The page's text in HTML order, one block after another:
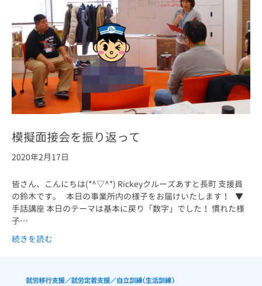
模擬面接会を振り返って
2020年2月17日
皆さん、こんにちは(*^▽^*) Rickeyクルーズあすと長町 支援員
の鈴木です。 本日の事業所内の様子をお届けいたします！ ▼
手話講座 本日のテーマは基本に戻り「数字」でした！ 慣れた様
子…
続きを読む